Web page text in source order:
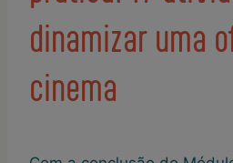
dinamizar uma
cinema